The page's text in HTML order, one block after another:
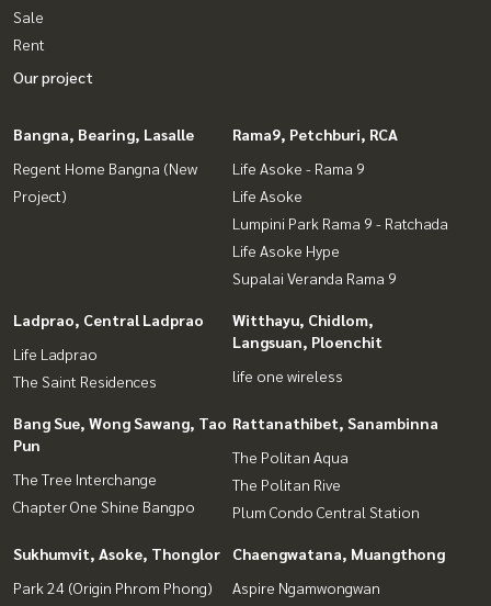
Sale
Rent
Our project
Bangna, Bearing, Lasalle
Regent Home Bangna (New
Project)
Rama9, Petchburi, RCA
Life Asoke - Rama 9
Life Asoke
Lumpini Park Rama 9 - Ratchada
Life Asoke Hype
Supalai Veranda Rama 9
Ladprao, Central Ladprao
Life Ladprao
The Saint Residences
Witthayu, Chidlom,
Langsuan, Ploenchit
life one wireless
Bang Sue, Wong Sawang, Tao
Pun
The Tree Interchange
Chapter One Shine Bangpo
Rattanathibet, Sanambinna
The Politan Aqua
The Politan Rive
Plum Condo Central Station
Sukhumvit, Asoke, Thonglor
Park 24 (Origin Phrom Phong)
Chaengwatana, Muangthong
Aspire Ngamwongwan